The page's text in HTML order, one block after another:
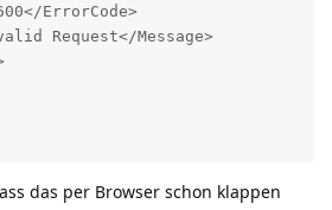
ErrorCode>
Request</Message>
das per Browser schon klappen